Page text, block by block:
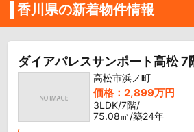
香川県の新着物件情報
ダイアパレスサンポート高松 7
高松市浜ノ町
価格：2,899万円
3LDK/7階/
75.08㎡/築24年